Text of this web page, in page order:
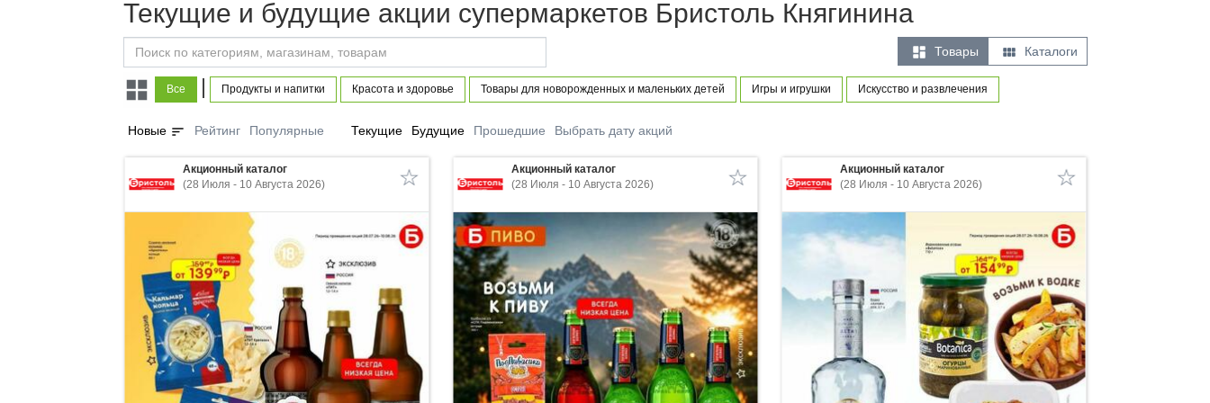
Текущие и будущие акции супермаркетов Бристоль Княгинина
 Товары  Каталоги
Все | Продукты и напитки Красота и здоровье Товары для новорожденных и маленьких детей Игры и игрушки Искусство и развлечения
Новые sort Рейтинг Популярные Текущие Будущие Прошедшие Выбрать дату акций
Акционный каталог
(28 Июля - 10 Августа 2026)
Акционный каталог
(28 Июля - 10 Августа 2026)
Акционный каталог
(28 Июля - 10 Августа 2026)